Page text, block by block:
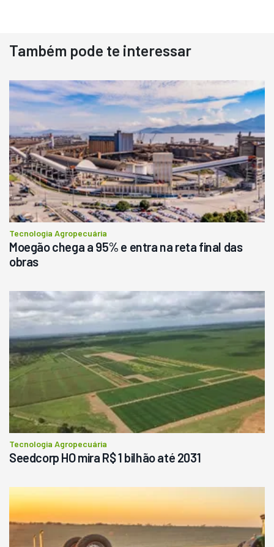
Destaque
Usado
Pá Carregadeira Cat 966
Ano 1987
R$ 145.000
Consultar
Também pode te interessar
Tecnologia Agropecuária
Moegão chega a 95% e entra na reta final das
obras
Tecnologia Agropecuária
Seedcorp HO mira R$ 1 bilhão até 2031